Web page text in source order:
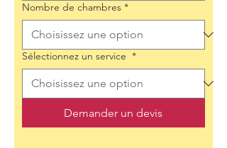
Nombre de chambres *
Sélectionnez un service *
Demander un devis